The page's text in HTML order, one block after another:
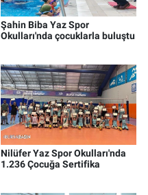
Şahin Biba Yaz Spor
Okulları'nda çocuklarla buluştu
Nilüfer Yaz Spor Okulları'nda
1.236 Çocuğa Sertifika